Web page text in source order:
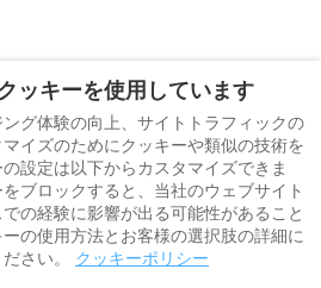
ゲスト ビデオ ギャラリー
ーベニエ & ギフト ショップ
ッキーを使用しています
グ体験の向上、サイトトラフィックの
イズのためにクッキーや類似の技術を
設定は以下からカスタマイズできま
ブロックすると、当社のウェブサイト
の経験に影響が出る可能性があること
の使用方法とお客様の選択肢の詳細に
さい。 クッキーポリシー